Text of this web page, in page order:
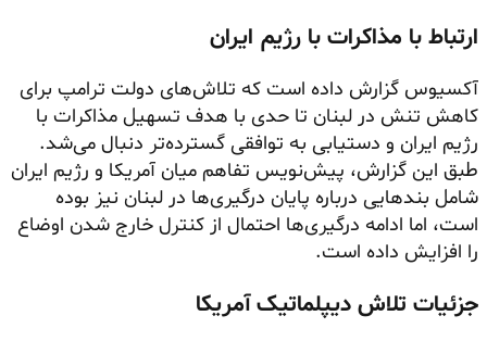
ارتباط با مذاکرات با رژیم ایران
آکسیوس گزارش داده است که تلاش‌های دولت ترامپ برای
کاهش تنش در لبنان تا حدی با هدف تسهیل مذاکرات با
رژیم ایران و دستیابی به توافقی گسترده‌تر دنبال می‌شد.
طبق این گزارش، پیش‌نویس تفاهم میان آمریکا و رژیم ایران
شامل بندهایی درباره پایان درگیری‌ها در لبنان نیز بوده
است، اما ادامه درگیری‌ها احتمال از کنترل خارج شدن اوضاع
را افزایش داده است.
جزئیات تلاش دیپلماتیک آمریکا